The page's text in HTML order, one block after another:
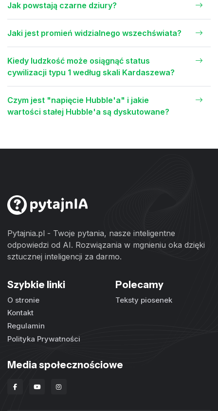
Jak powstają czarne dziury?
Jaki jest promień widzialnego wszechświata?
Kiedy ludzkość może osiągnąć status
cywilizacji typu 1 według skali Kardaszewa?
Czym jest "napięcie Hubble'a" i jakie
wartości stałej Hubble'a są dyskutowane?
Pytajnia.pl - Twoje pytania, nasze inteligentne
odpowiedzi od AI. Rozwiązania w mgnieniu oka dzięki
sztucznej inteligencji za darmo.
Szybkie linki
O stronie
Kontakt
Regulamin
Polityka Prywatności
Polecamy
Teksty piosenek
Media społecznościowe